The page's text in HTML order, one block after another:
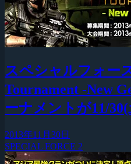
スペシャルフォー
Tournament -New
ーナメントが11/
2013年11月30日
SPECIAL FORCE 2